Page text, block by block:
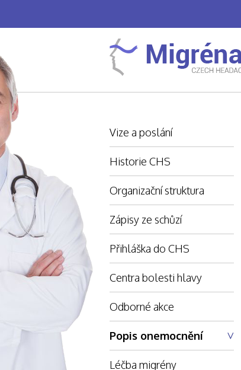
Vize a poslání
Historie CHS
Organizační struktura
Zápisy ze schůzí
Přihláška do CHS
Centra bolesti hlavy
Odborné akce
Popis onemocnění
Léčba migrény